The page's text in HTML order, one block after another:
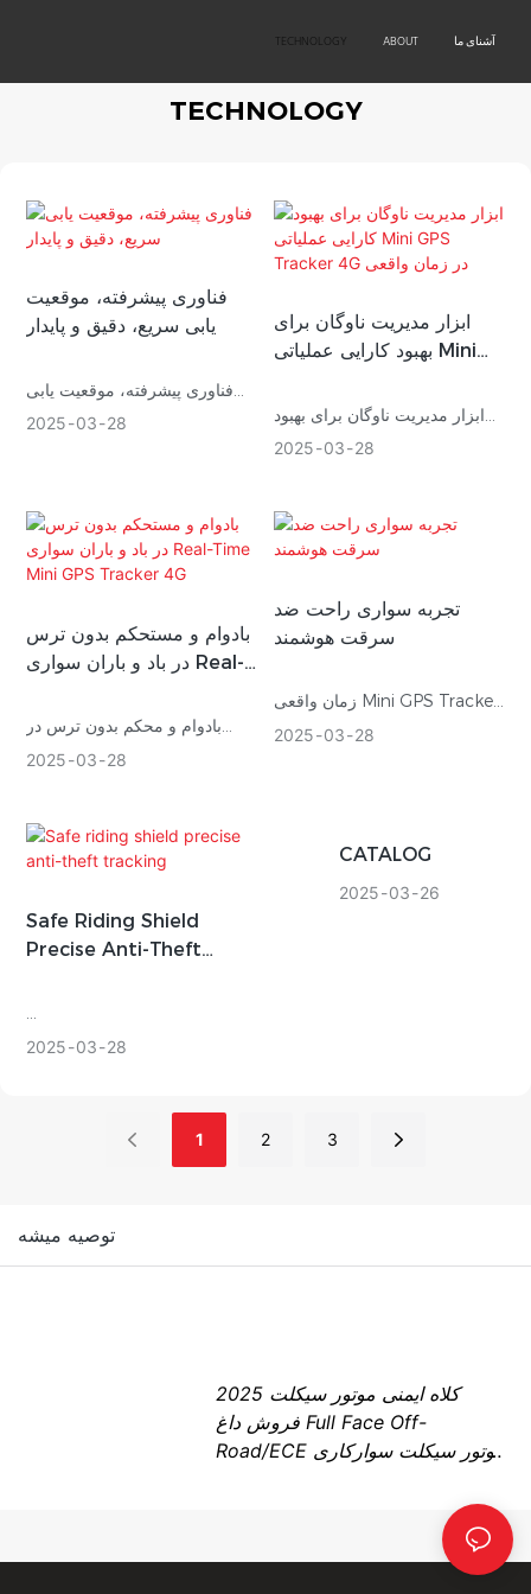
TECHNOLOGY ABOUT آشنای ما
TECHNOLOGY
فناوری پیشرفته، موقعیت
یابی سریع، دقیق و پایدار
فناوری پیشرفته، موقعیت یابی
سریع، دقیق و پایدار
4G LTE 2G Hidden
Magnetic Vehicle
2025 03 28
ابزار مدیریت ناوگان برای
بهبود کارایی عملیاتی Mini
ابزار مدیریت ناوگان برای بهبود
4G
2025 03 28
بادوام و مستحکم بدون ترس
در باد و باران سواری Real-
4G
بادوام و محکم بدون ترس در
4G
2025 03 28
تجربه سواری راحت ضد
سرقت هوشمند
زمان واقعی Mini GPS Tracker
4G LTE 2G Hidden
2025 03 28
Safe Riding Shield
Precise Anti-Theft
Web Platform Android APP
Seeking motorcycle
A
2025 03 28
CATALOG
2025 03 26
1 2 3
توصيه ميشه
2025 کلاه ایمنی موتور سیکلت
فروش داغ Full Face Off-
Road/ECE موتور سیکلت سوارکاری